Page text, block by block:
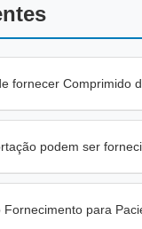
fornecer Comprimido
podem ser
para